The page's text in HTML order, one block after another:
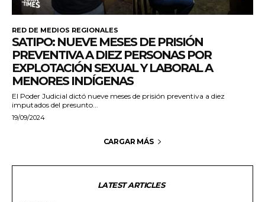
RED DE MEDIOS REGIONALES
SATIPO: NUEVE MESES DE PRISIÓN
PREVENTIVA A DIEZ PERSONAS POR
EXPLOTACIÓN SEXUAL Y LABORAL A
MENORES INDÍGENAS
El Poder Judicial dictó nueve meses de prisión preventiva a diez
imputados del presunto...
19/09/2024
CARGAR MÁS
LATEST ARTICLES